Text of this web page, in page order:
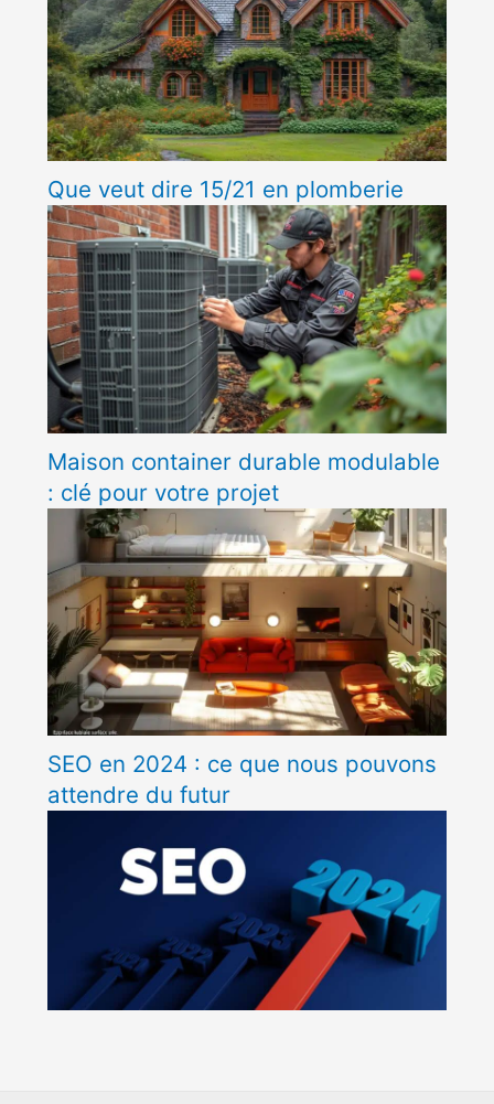
Que veut dire 15/21 en plomberie
Maison container durable modulable
: clé pour votre projet
SEO en 2024 : ce que nous pouvons
attendre du futur